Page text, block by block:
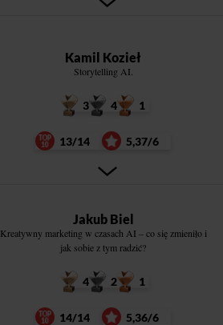
Kamil Kozieł
Storytelling AI.
3 4 1
13/14 5,37/6
Jakub Biel
Kreatywny marketing w czasach AI – co się zmieniło i
jak sobie z tym radzić?
4 2 1
14/14 5,36/6